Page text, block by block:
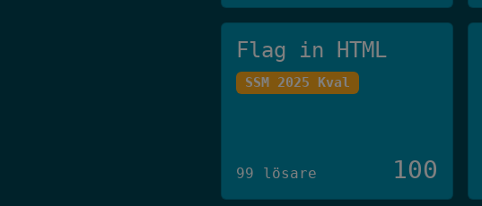
Flag in HTML
SSM 2025 Kval
99 lösare 100